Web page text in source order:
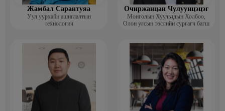
Жамбал Сарантуяа
Уул уурхайн ашиглалтын
технологич
Очиржанцан Чулуунцэцэг
Монголын Хуульчдын Холбоо,
Олон улсын төслийн сургагч багш